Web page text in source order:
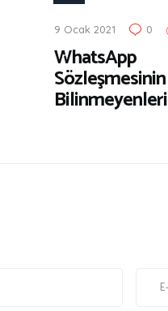
e
r
9 Ocak 2021 0
WhatsApp
Sözleşmesinin
Bilinmeyenleri